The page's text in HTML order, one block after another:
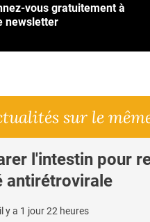
vous gratuitement à
newsletter
sur le
l'intestin pour
antirétrovirale
y a 1 jour 22 heures